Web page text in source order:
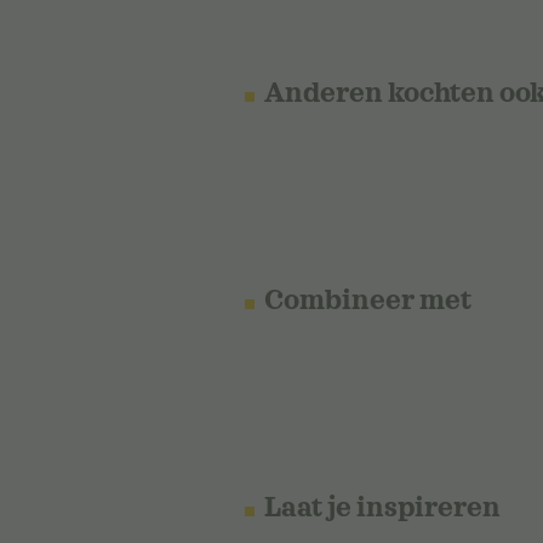
Anderen kochten
Combineer met
Laat je inspireren